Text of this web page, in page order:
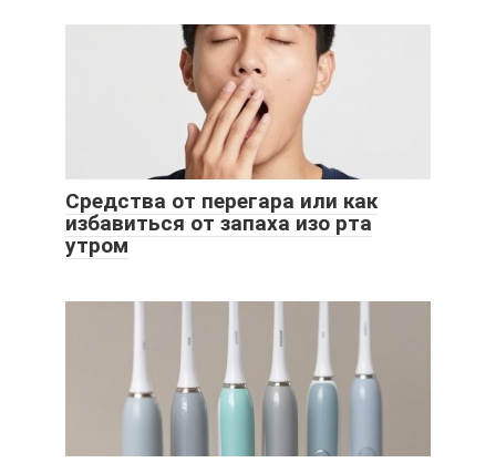
Средства от перегара или как
избавиться от запаха изо рта
утром